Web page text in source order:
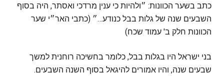
כתב בשער הכוונות: ״ולהיות כי ענין מרדכי ואסתר, היה בסוף
השבעים שנה של גלות בבל כנודע…״ (כתבי האר״י שער
הכוונות חלק ב' עמוד שכח)
בני ישראל היו בגלות בבל, כלומר בחשיכה רוחנית למשך
שבעים שנה, והיו אמורים להיגאל בסוף השנה השבעים.